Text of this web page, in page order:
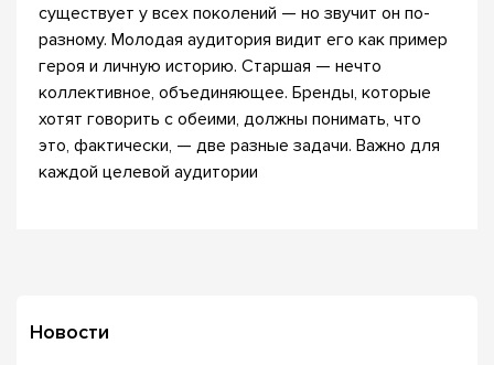
существует у всех поколений — но звучит он по-
разному. Молодая аудитория видит его как пример
героя и личную историю. Старшая — нечто
коллективное, объединяющее. Бренды, которые
хотят говорить с обеими, должны понимать, что
это, фактически, — две разные задачи. Важно для
каждой целевой аудитории
Новости